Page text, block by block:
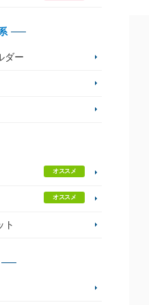
ダー
オススメ
オススメ
ト